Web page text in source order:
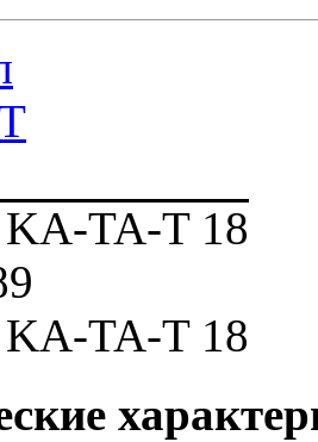
TA-T 18
TA-T 18